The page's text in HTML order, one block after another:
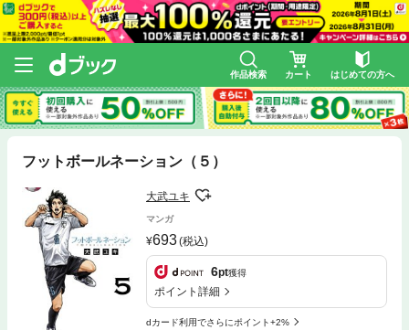
作品検索 カート はじめての方へ
フットボールネーション（５）
大武ユキ
マンガ
693(税込)
6pt獲得
ポイント詳細
dカード利用でさらにポイント+2%